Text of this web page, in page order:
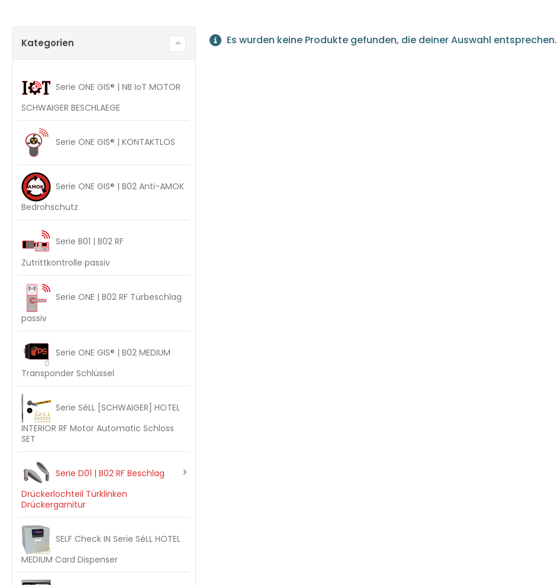
Es wurden keine Produkte gefunden, die deiner Auswahl entsprechen.
Kategorien
Serie ONE GIS® | NB IoT MOTOR
SCHWAIGER BESCHLAEGE
Serie ONE GIS® | KONTAKTLOS
Serie ONE GIS® | B02 Anti-AMOK
Bedrohschutz
Serie B01 | B02 RF
Zutrittkontrolle passiv
Serie ONE | B02 RF Türbeschlag
passiv
Serie ONE GIS® | B02 MEDIUM
Transponder Schlüssel
Serie SéLL [SCHWAIGER] HOTEL
INTERIOR RF Motor Automatic Schloss
SET
Serie D01 | B02 RF Beschlag
Drückerlochteil Türklinken
Drückergarnitur
SELF Check IN Serie SéLL HOTEL
MEDIUM Card Dispenser